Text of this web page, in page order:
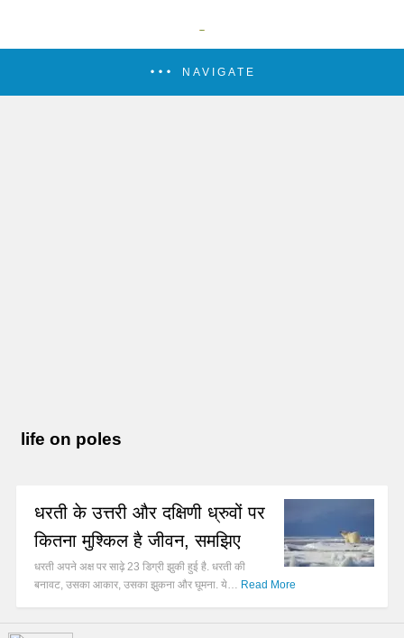
NAVIGATE
life on poles
धरती के उत्तरी और दक्षिणी ध्रुवों पर
कितना मुश्किल है जीवन, समझिए
धरती अपने अक्ष पर साढ़े 23 डिग्री झुकी हुई है. धरती की
बनावट, उसका आकार, उसका झुकना और घूमना. ये… Read More